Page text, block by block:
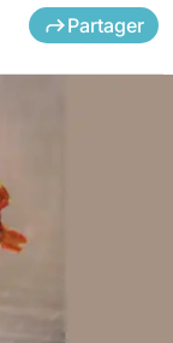
Partager